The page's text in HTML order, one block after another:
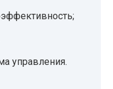
управления.